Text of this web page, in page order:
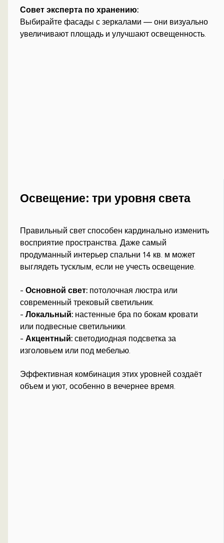
Совет эксперта по хранению:
Выбирайте фасады с зеркалами — они визуально
увеличивают площадь и улучшают освещенность.
Освещение: три уровня света
Правильный свет способен кардинально изменить
восприятие пространства. Даже самый
продуманный интерьер спальни 14 кв. м может
выглядеть тусклым, если не учесть освещение.
-Основной свет: потолочная люстра или
современный трековый светильник.
-Локальный: настенные бра по бокам кровати
или подвесные светильники.
-Акцентный: светодиодная подсветка за
изголовьем или под мебелью.
Эффективная комбинация этих уровней создаёт
объем и уют, особенно в вечернее время.